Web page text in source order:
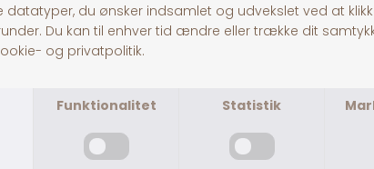
Egern m. Catnip
DKK 59,00